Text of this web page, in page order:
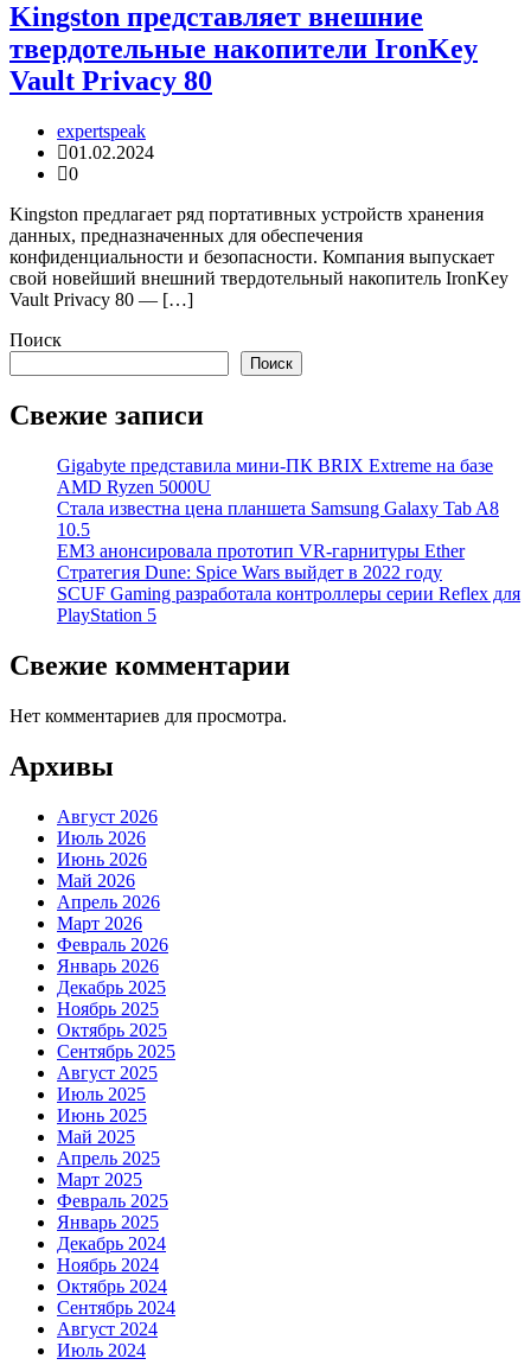
Kingston представляет внешние
твердотельные накопители IronKey
Vault Privacy 80
expertspeak
01.02.2024
0
Kingston предлагает ряд портативных устройств хранения
данных, предназначенных для обеспечения
конфиденциальности и безопасности. Компания выпускает
свой новейший внешний твердотельный накопитель IronKey
Vault Privacy 80 — […]
Поиск
Поиск
Свежие записи
Gigabyte представила мини-ПК BRIX Extreme на базе
AMD Ryzen 5000U
Стала известна цена планшета Samsung Galaxy Tab A8
10.5
EM3 анонсировала прототип VR-гарнитуры Ether
Стратегия Dune: Spice Wars выйдет в 2022 году
SCUF Gaming разработала контроллеры серии Reflex для
PlayStation 5
Свежие комментарии
Нет комментариев для просмотра.
Архивы
Август 2026
Июль 2026
Июнь 2026
Май 2026
Апрель 2026
Март 2026
Февраль 2026
Январь 2026
Декабрь 2025
Ноябрь 2025
Октябрь 2025
Сентябрь 2025
Август 2025
Июль 2025
Июнь 2025
Май 2025
Апрель 2025
Март 2025
Февраль 2025
Январь 2025
Декабрь 2024
Ноябрь 2024
Октябрь 2024
Сентябрь 2024
Август 2024
Июль 2024